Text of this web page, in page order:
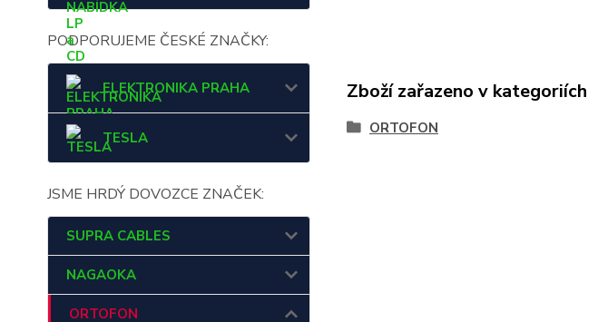
PODPORUJEME ČESKÉ ZNAČKY:
ELEKTRONIKA PRAHA
TESLA
JSME HRDÝ DOVOZCE ZNAČEK:
SUPRA CABLES
NAGAOKA
ORTOFON
Zboží zařazeno v kategoriích
ORTOFON